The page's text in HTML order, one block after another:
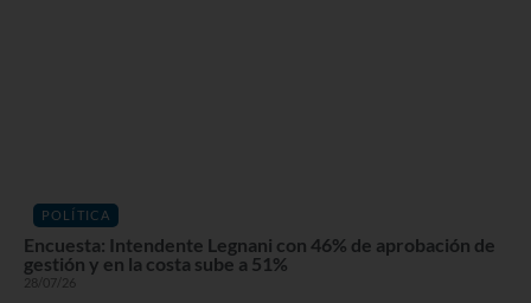
POLÍTICA
Encuesta: Intendente Legnani con 46% de aprobación de
gestión y en la costa sube a 51%
28/07/26